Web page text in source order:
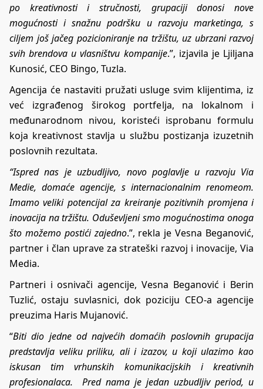
po kreativnosti i stručnosti, grupaciji donosi nove
mogućnosti i snažnu podršku u razvoju marketinga, s
ciljem još jačeg pozicioniranje na tržištu, uz ubrzani razvoj
svih brendova u vlasništvu kompanije.”, izjavila je Ljiljana
Kunosić, CEO Bingo, Tuzla.
Agencija će nastaviti pružati usluge svim klijentima, iz
već izgrađenog širokog portfelja, na lokalnom i
međunarodnom nivou, koristeći isprobanu formulu
koja kreativnost stavlja u službu postizanja izuzetnih
poslovnih rezultata.
“Ispred nas je uzbudljivo, novo poglavlje u razvoju Via
Medie, domaće agencije, s internacionalnim renomeom.
Imamo veliki potencijal za kreiranje pozitivnih promjena i
inovacija na tržištu. Oduševljeni smo mogućnostima onoga
što možemo postići zajedno.”, rekla je Vesna Beganović,
partner i član uprave za strateški razvoj i inovacije, Via
Media.
Partneri i osnivači agencije, Vesna Beganović i Berin
Tuzlić, ostaju suvlasnici, dok poziciju CEO-a agencije
preuzima Haris Mujanović.
“Biti dio jedne od najvećih domaćih poslovnih grupacija
predstavlja veliku priliku, ali i izazov, u koji ulazimo kao
iskusan tim vrhunskih komunikacijskih i kreativnih
profesionalaca. Pred nama je jedan uzbudljiv period, u